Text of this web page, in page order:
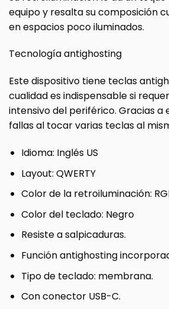
equipo y resalta su composición
en espacios poco iluminados.
Tecnología antighosting
Este dispositivo tiene teclas
cualidad es indispensable si
intensivo del periférico. Gracias a
fallas al tocar varias teclas al
Idioma: Inglés US
Layout: QWERTY
Color de la retroiluminación:
Color del teclado: Negro
Resiste a salpicaduras.
Función antighosting
Tipo de teclado: membrana.
Con conector USB-C.